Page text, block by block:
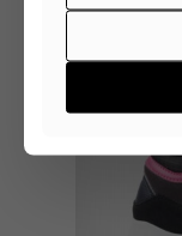
heeft
Deze
kan
gekozen
worden